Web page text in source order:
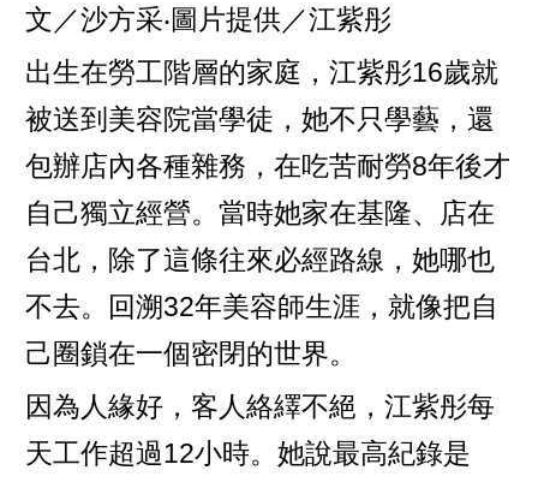
文／沙方采‧圖片提供／江紫彤
出生在勞工階層的家庭，江紫彤16歲就
被送到美容院當學徒，她不只學藝，還
包辦店內各種雜務，在吃苦耐勞8年後才
自己獨立經營。當時她家在基隆、店在
台北，除了這條往來必經路線，她哪也
不去。回溯32年美容師生涯，就像把自
己圈鎖在一個密閉的世界。
因為人緣好，客人絡繹不絕，江紫彤每
天工作超過12小時。她說最高紀錄是